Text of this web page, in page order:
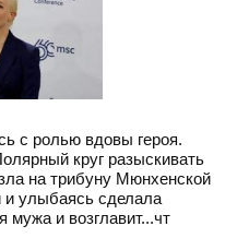
с ролью вдовы героя.
круг разыскивать
на трибуну Мюнхенской
и улыбаясь сделала
мужа и возглавит...чт